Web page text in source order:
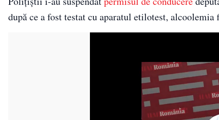
după ce a fost testat cu aparatul etilotest,